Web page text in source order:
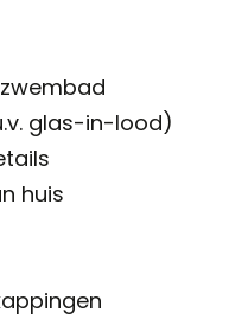
glas-in-lood)
huis